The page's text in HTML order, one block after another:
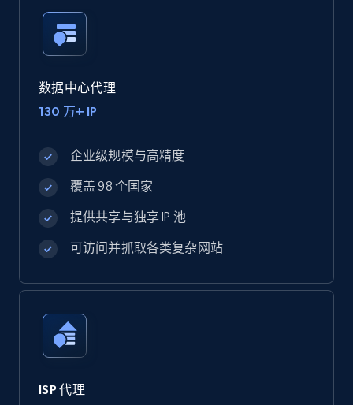
数据中心代理
130 万+ IP
企业级规模与高精度
覆盖 98 个国家
提供共享与独享 IP 池
可访问并抓取各类复杂网站
ISP 代理